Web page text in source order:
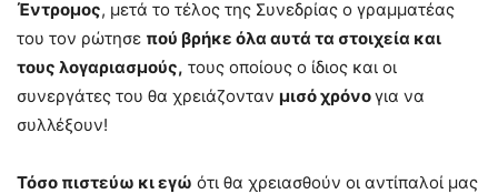
Έντρομος, μετά το τέλος της Συνεδρίας ο γραμματέας
του τον ρώτησε πού βρήκε όλα αυτά τα στοιχεία και
τους λογαριασμούς, τους οποίους ο ίδιος και οι
συνεργάτες του θα χρειάζονταν μισό χρόνογια να
συλλέξουν!
Τόσο πιστεύω κι εγώ ότι θα χρειασθούν οι αντίπαλοί μας